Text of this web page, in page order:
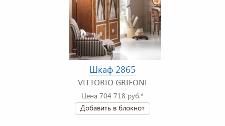
Шкаф 2865
VITTORIO GRIFONI
Цена 704 718 руб.*
Добавить в блокнот